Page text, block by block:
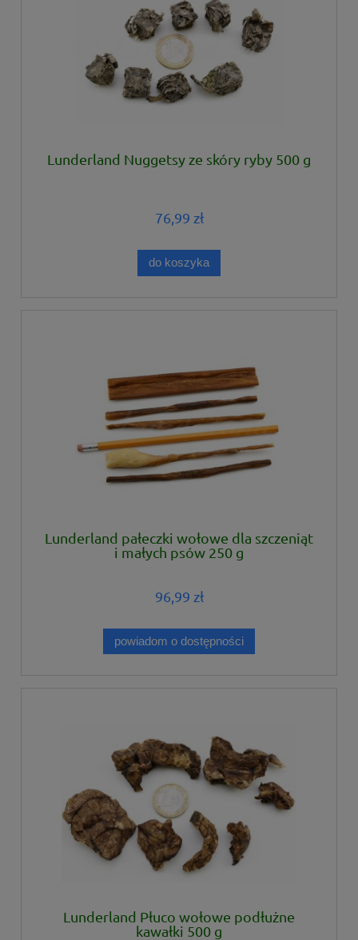
Lunderland Nuggetsy ze skóry ryby 500 g
76,99 zł
do koszyka
Lunderland pałeczki wołowe dla szczeniąt
i małych psów 250 g
96,99 zł
powiadom o dostępności
Lunderland Płuco wołowe podłużne
kawałki 500 g